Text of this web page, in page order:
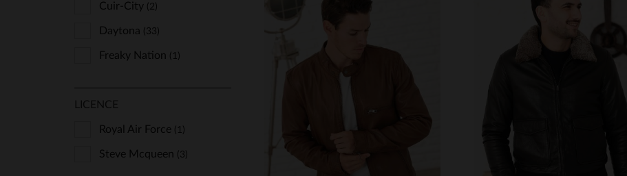
Cuir-City (2)
Daytona (33)
Freaky Nation (1)
Redskins
Schott(34)
Serge Pariente(21)
LICENCE
Royal Air Force (1)
Steve Mcqueen (3)
TAILLES DISPONIBLES
2XL
TAILLES DISPONIBLES